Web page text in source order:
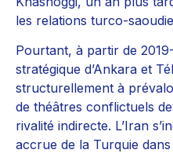
les relations turco-
Pourtant, à partir de
stratégique d’Ankara et
structurellement à
de théâtres conflictuels
rivalité indirecte. L’Iran
accrue de la Turquie